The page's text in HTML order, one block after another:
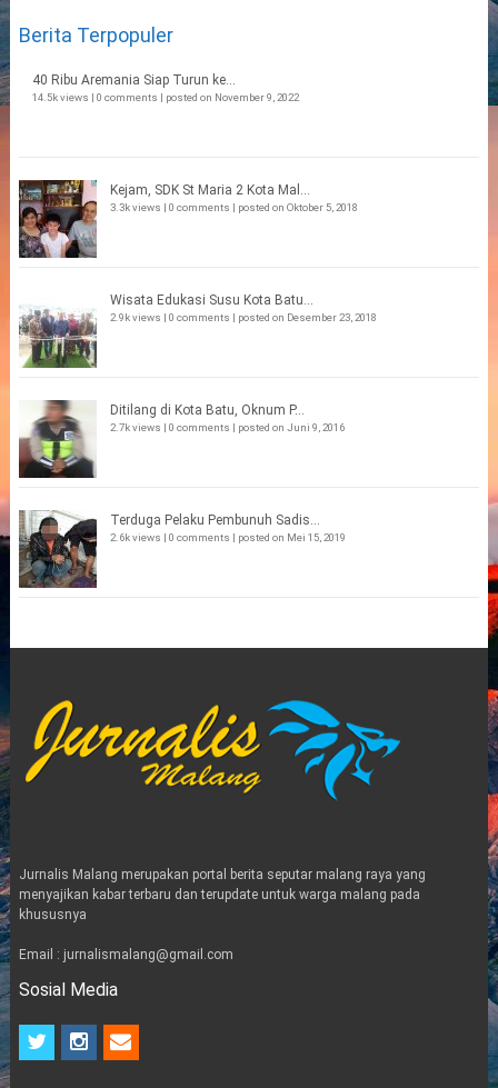
Berita Terpopuler
40 Ribu Aremania Siap Turun ke...
14.5k views | 0 comments | posted on November 9, 2022
Kejam, SDK St Maria 2 Kota Mal...
3.3k views | 0 comments | posted on Oktober 5, 2018
Wisata Edukasi Susu Kota Batu...
2.9k views | 0 comments | posted on Desember 23, 2018
Ditilang di Kota Batu, Oknum P...
2.7k views | 0 comments | posted on Juni 9, 2016
Terduga Pelaku Pembunuh Sadis...
2.6k views | 0 comments | posted on Mei 15, 2019
Jurnalis Malang merupakan portal berita seputar malang raya yang
menyajikan kabar terbaru dan terupdate untuk warga malang pada
khususnya
Email : jurnalismalang@gmail.com
Sosial Media
t
i
n
e
m